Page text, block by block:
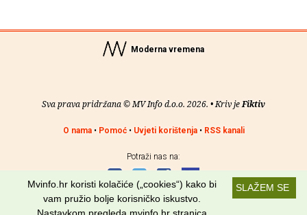
Moderna vremena
Sva prava pridržana © MV Info d.o.o. 2026. • Kriv jeFiktiv
O nama• Pomoć• Uvjeti korištenja• RSS kanali
Potraži nas na:
SLAŽEM SE
Mvinfo.hr koristi kolačiće („cookies“) kako bi
vam pružio bolje korisničko iskustvo.